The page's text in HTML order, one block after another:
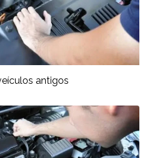
antigos